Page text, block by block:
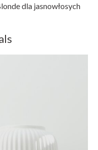
dla jasnowłosych